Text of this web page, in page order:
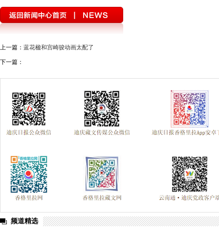
上一篇： 蓝花楹和宫崎骏动画太配了
下一篇：
频道精选